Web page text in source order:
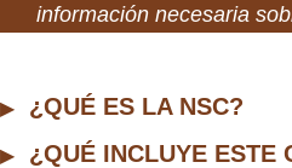
información necesaria
¿QUÉ ES LA NSC?
¿QUÉ INCLUYE ESTE